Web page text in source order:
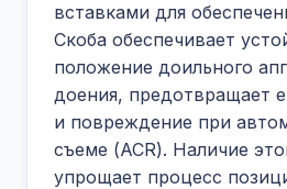
вставками для
Скоба обеспечивает
положение доильного
доения, предотвращает
и повреждение при
съеме (ACR). Наличие
упрощает процесс